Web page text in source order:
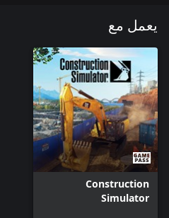
يعمل مع
Construction
Simulator